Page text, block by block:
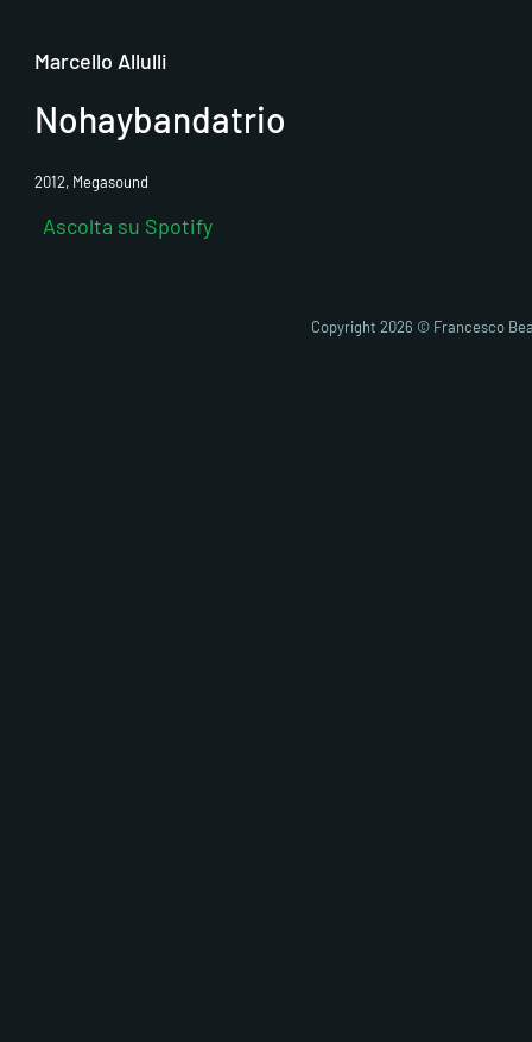
Marcello Allulli
Nohaybandatrio
2012, Megasound
Ascolta su Spotify
Copyright 2026 © Francesco